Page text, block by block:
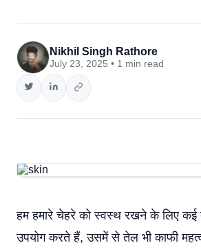
Nikhil Singh Rathore
July 23, 2025 • 1 min read
हम हमारे चेहरे को स्वस्थ रखने के लिए कई
उपयोग करते हैं, उसमें से तेल भी काफी